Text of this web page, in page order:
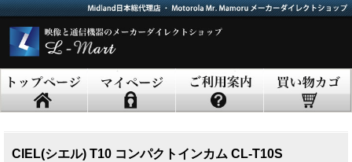
CIEL(シエル) T10 コンパクトインカム CL-T10S